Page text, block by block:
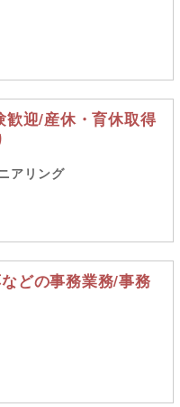
歓迎/産休・育休取得
アリング
どの事務業務/事務